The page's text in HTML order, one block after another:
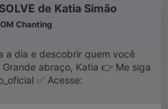
de Katia Simão
Chanting
a dia e descobrir quem você
Acesse: